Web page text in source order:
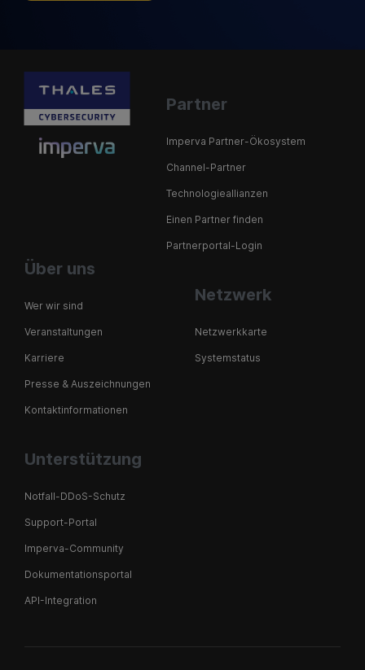
Partner
Imperva Partner-Ökosystem
Channel-Partner
Technologieallianzen
Einen Partner finden
Partnerportal-Login
Über uns
Wer wir sind
Veranstaltungen
Karriere
Presse & Auszeichnungen
Kontaktinformationen
Netzwerk
Netzwerkkarte
Systemstatus
Unterstützung
Notfall-DDoS-Schutz
Support-Portal
Imperva-Community
Dokumentationsportal
API-Integration